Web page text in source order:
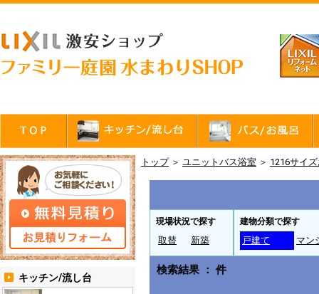
キッチン/流し台
トップ ＞ ユニットバス浴室 ＞ 1216サイ
現場状況で探す
取替 新築
建物分類で探す
戸建て マン
検索結果 ： 件